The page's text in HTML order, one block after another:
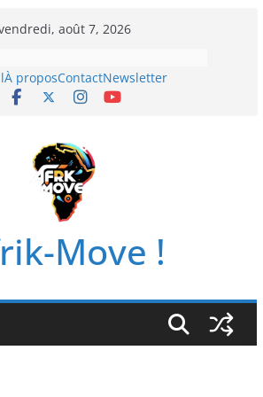
août 7, 2026
À proposContactNewsletter
Move !